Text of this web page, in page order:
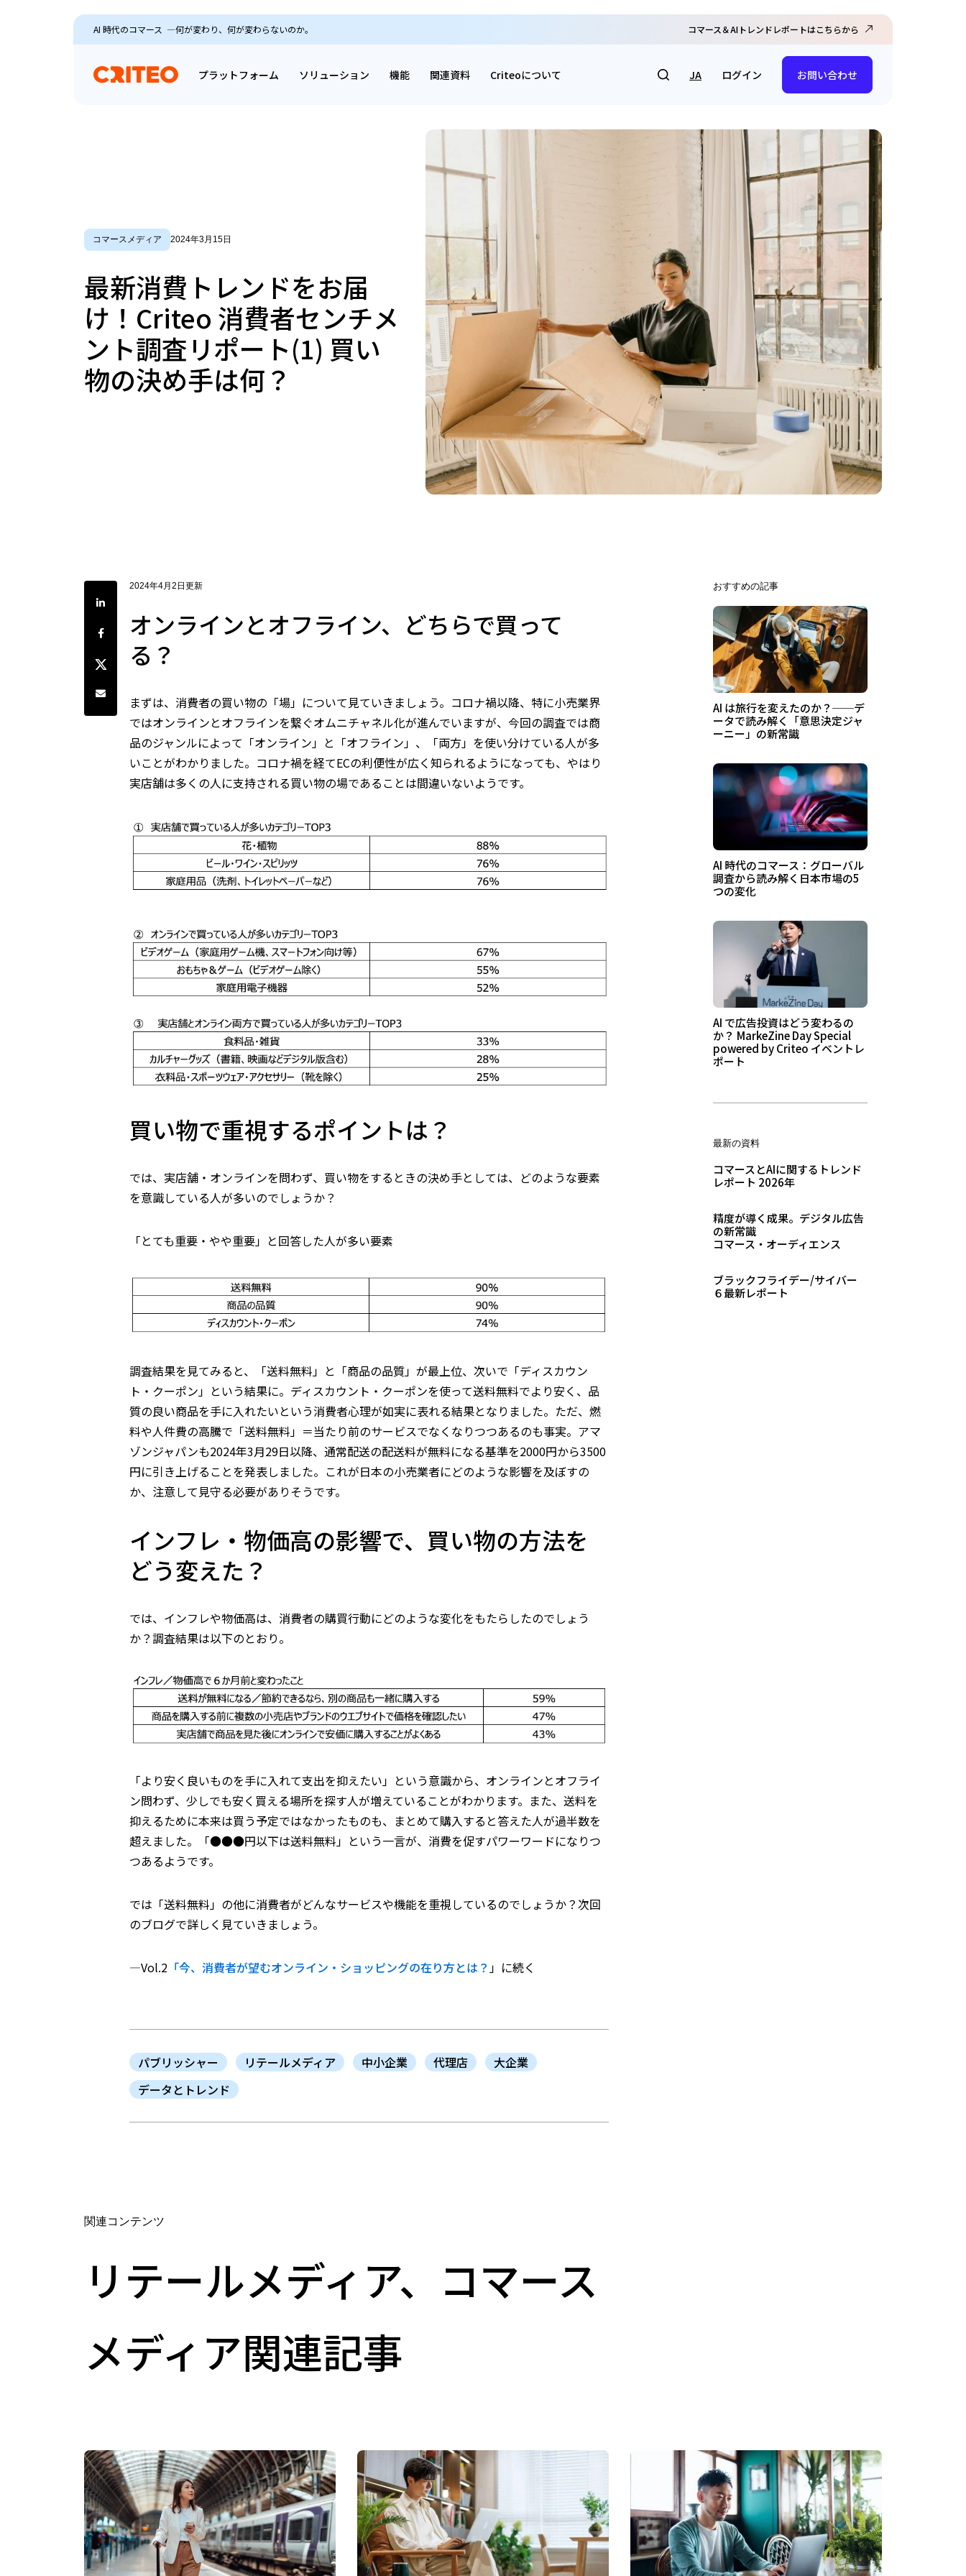
AI 時代のコマース ―何が変わり、何が変わらないのか。 コマース＆AIトレンドレポートはこちらから
プラットフォーム ソリューション 機能 関連資料 Criteoについて JA ログイン お問い合わせ
コマースメディア 2024年3月15日
最新消費トレンドをお届
け！Criteo 消費者センチメ
ント調査リポート(1) 買い
物の決め手は何？
LinkedInで共有
Facebookでシェア
Twitterでシェア
Share by e-mail
2024年4月2日更新
オンラインとオフライン、どちらで買って
る？
まずは、消費者の買い物の「場」について見ていきましょう。コロナ禍以降、特に小売業界
ではオンラインとオフラインを繋ぐオムニチャネル化が進んでいますが、今回の調査では商
品のジャンルによって「オンライン」と「オフライン」、「両方」を使い分けている人が多
いことがわかりました。コロナ禍を経てECの利便性が広く知られるようになっても、やはり
実店舗は多くの人に支持される買い物の場であることは間違いないようです。
買い物で重視するポイントは？
では、実店舗・オンラインを問わず、買い物をするときの決め手としては、どのような要素
を意識している人が多いのでしょうか？
「とても重要・やや重要」と回答した人が多い要素
調査結果を見てみると、「送料無料」と「商品の品質」が最上位、次いで「ディスカウン
ト・クーポン」という結果に。ディスカウント・クーポンを使って送料無料でより安く、品
質の良い商品を手に入れたいという消費者心理が如実に表れる結果となりました。ただ、燃
料や人件費の高騰で「送料無料」＝当たり前のサービスでなくなりつつあるのも事実。アマ
ゾンジャパンも2024年3月29日以降、通常配送の配送料が無料になる基準を2000円から3500
円に引き上げることを発表しました。これが日本の小売業者にどのような影響を及ぼすの
か、注意して見守る必要がありそうです。
インフレ・物価高の影響で、買い物の方法を
どう変えた？
では、インフレや物価高は、消費者の購買行動にどのような変化をもたらしたのでしょう
か？調査結果は以下のとおり。
「より安く良いものを手に入れて支出を抑えたい」という意識から、オンラインとオフライ
ン問わず、少しでも安く買える場所を探す人が増えていることがわかります。また、送料を
抑えるために本来は買う予定ではなかったものも、まとめて購入すると答えた人が過半数を
超えました。「●●●円以下は送料無料」という一言が、消費を促すパワーワードになりつ
つあるようです。
では「送料無料」の他に消費者がどんなサービスや機能を重視しているのでしょうか？次回
のブログで詳しく見ていきましょう。
―Vol.2 「今、消費者が望むオンライン・ショッピングの在り方とは？ 」に続く
パブリッシャー リテールメディア 中小企業 代理店
大企業
データとトレンド
おすすめの記事
AI は旅行を変えたのか？──デ
ータで読み解く「意思決定ジャ
ーニー」の新常識
AI 時代のコマース：グローバル
調査から読み解く日本市場の5
つの変化
AI で広告投資はどう変わるの
か？ MarkeZine Day Special
powered by Criteo イベントレ
ポート
最新の資料
コマースとAIに関するトレンド
レポート 2026年
精度が導く成果。デジタル広告
の新常識
コマース・オーディエンス
ブラックフライデー/サイバー
６最新レポート
関連コンテンツ
リテールメディア、コマース
メディア関連記事